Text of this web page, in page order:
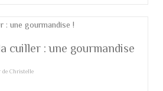
cuiller : une gourmandise
de Christelle